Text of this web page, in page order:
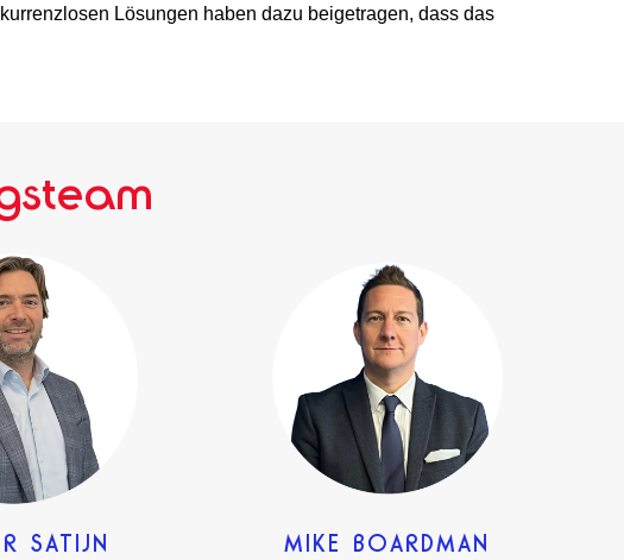
Lösungen haben dazu beigetragen, dass das
SATIJN MIKE BOARDMAN